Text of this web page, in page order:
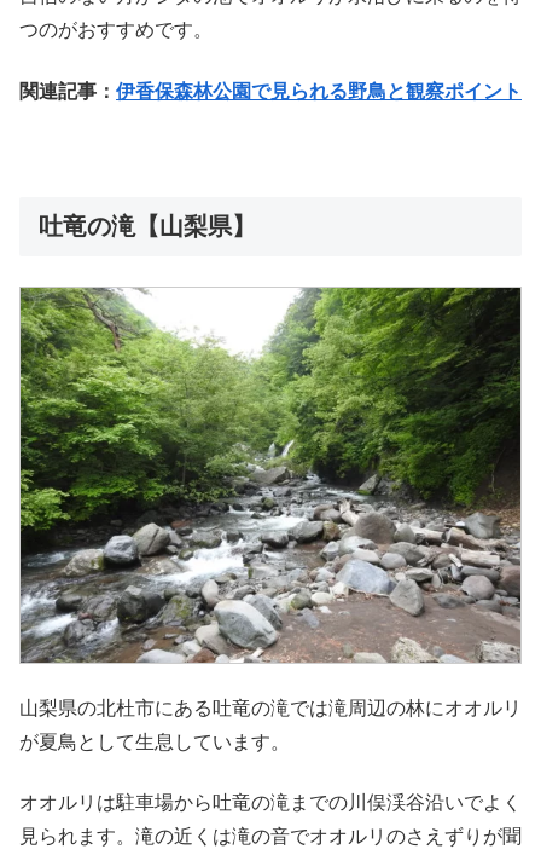
つのがおすすめです。
関連記事： 伊香保森林公園で見られる野鳥と観察ポイント
吐竜の滝【山梨県】
山梨県の北杜市にある吐竜の滝では滝周辺の林にオオルリ
が夏鳥として生息しています。
オオルリは駐車場から吐竜の滝までの川俣渓谷沿いでよく
見られます。滝の近くは滝の音でオオルリのさえずりが聞